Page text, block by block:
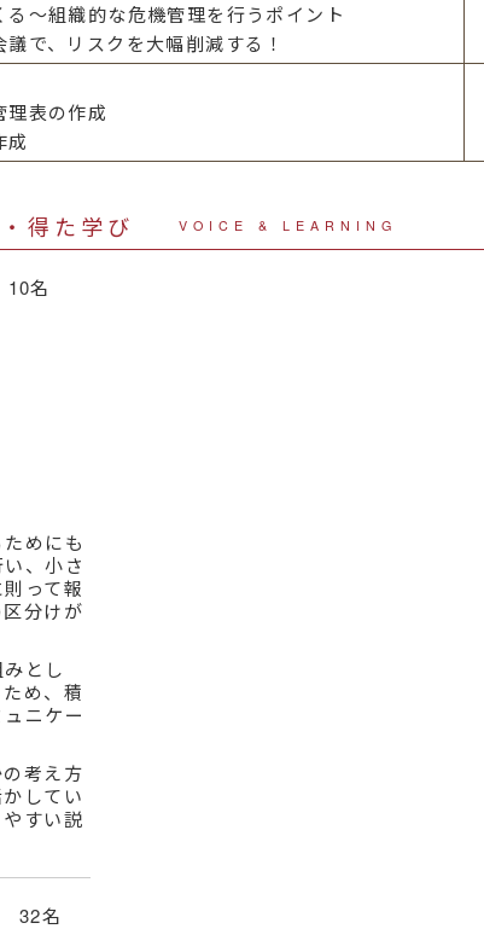
～組織的な危機管理を行うポイント
で、リスクを大幅削減する！
理表の作成
成
得た学び VOICE & LEARNING
名
めにも
、小さ
って報
分けが
とし
め、積
ニケー
考え方
してい
すい説
名